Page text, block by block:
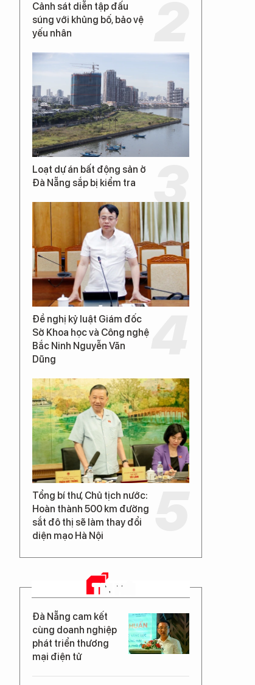
Cảnh sát diễn tập đấu
súng với khủng bố, bảo vệ
yếu nhân
Loạt dự án bất động sản ở
Đà Nẵng sắp bị kiểm tra
Đề nghị kỷ luật Giám đốc
Sở Khoa học và Công nghệ
Bắc Ninh Nguyễn Văn
Dũng
Tổng bí thư, Chủ tịch nước:
Hoàn thành 500 km đường
sắt đô thị sẽ làm thay đổi
diện mạo Hà Nội
TIN MỚI
Đà Nẵng cam kết
cùng doanh nghiệp
phát triển thương
mại điện tử